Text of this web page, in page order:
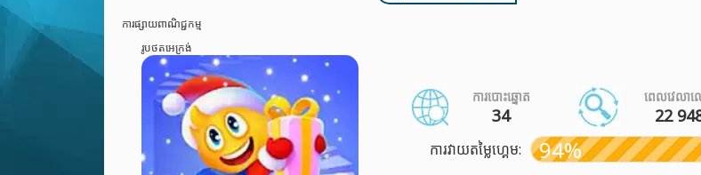
ការផ្សាយពាណិជ្ជកម្ម
រូបថតអេក្រង់
ការបោះឆ្នោត
34
ពេលវេលា
22
ការវាយតម្លៃហ្គេម: 94%